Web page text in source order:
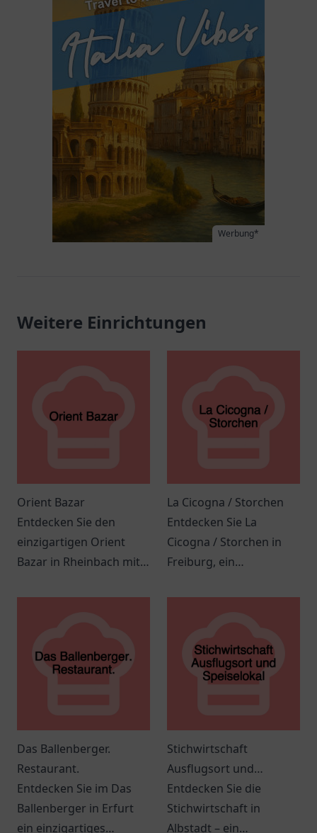
Werbung*
Weitere Einrichtungen
Orient Bazar
Entdecken Sie den
einzigartigen Orient
Bazar in Rheinbach mit
Sortiment und einer
La Cicogna / Storchen
Entdecken Sie La
Cicogna / Storchen in
Freiburg, ein
mit italienischer Küche
Das Ballenberger.
Restaurant.
Entdecken Sie im Das
Ballenberger in Erfurt
ein einzigartiges
Stichwirtschaft
Ausflugsort und
Speiselokal
Entdecken Sie die
Stichwirtschaft in
Albstadt – ein